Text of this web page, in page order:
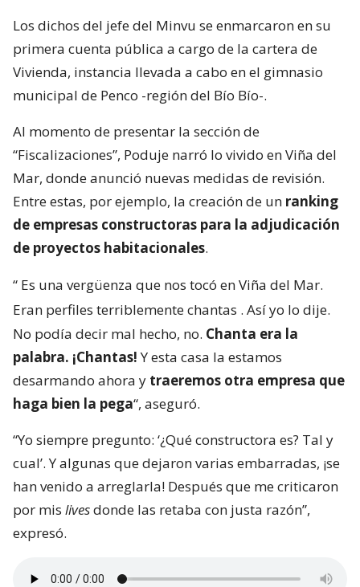
Los dichos del jefe del Minvu se enmarcaron en su
primera cuenta pública a cargo de la cartera de
Vivienda, instancia llevada a cabo en el gimnasio
municipal de Penco -región del Bío Bío-.
Al momento de presentar la sección de
“Fiscalizaciones”, Poduje narró lo vivido en Viña del
Mar, donde anunció nuevas medidas de revisión.
Entre estas, por ejemplo, la creación de un ranking
de empresas constructoras para la adjudicación
de proyectos habitacionales.
“ Es una vergüenza que nos tocó en Viña del Mar.
Eran perfiles terriblemente chantas . Así yo lo dije.
No podía decir mal hecho, no. Chanta era la
palabra. ¡Chantas!Y esta casa la estamos
desarmando ahora y traeremos otra empresa que
haga bien la pega“, aseguró.
“Yo siempre pregunto: ‘¿Qué constructora es? Tal y
cual’. Y algunas que dejaron varias embarradas, ¡se
han venido a arreglarla! Después que me criticaron
por mis livesdonde las retaba con justa razón”,
expresó.